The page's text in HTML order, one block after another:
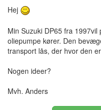
Hej
Min Suzuki DP65 fra
oliepumpe kører. Den
transport lås, der hvor den
Nogen ideer?
Mvh. Anders